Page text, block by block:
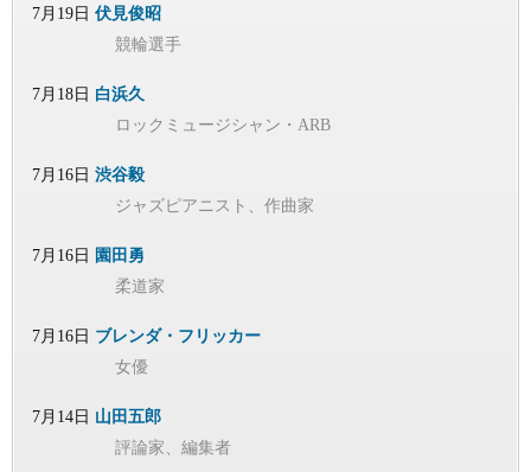
7月19日 伏見俊昭
競輪選手
7月18日 白浜久
ロックミュージシャン・ARB
7月16日 渋谷毅
ジャズピアニスト、作曲家
7月16日 園田勇
柔道家
7月16日 ブレンダ・フリッカー
女優
7月14日 山田五郎
評論家、編集者